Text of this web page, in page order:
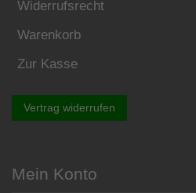
Widerrufsrecht
Warenkorb
Zur Kasse
Vertrag widerrufen
Mein Konto